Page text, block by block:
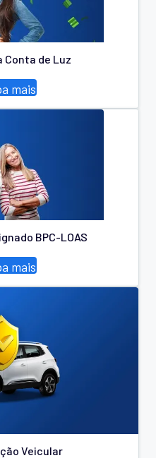
Conta de Luz
mais
BPC-LOAS
mais
Veicular